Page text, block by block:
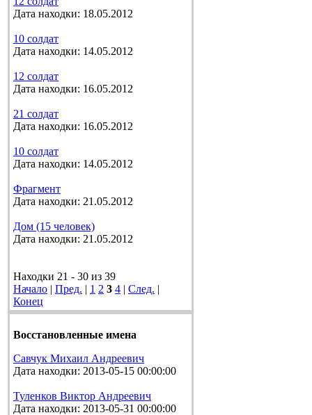
Дата находки: 18.05.2012
10 солдат
Дата находки: 14.05.2012
12 солдат
Дата находки: 16.05.2012
21 солдат
Дата находки: 16.05.2012
10 солдат
Дата находки: 14.05.2012
Фрагмент
Дата находки: 21.05.2012
Дом (15 человек)
Дата находки: 21.05.2012
Находки 21 - 30 из 39
Начало | Пред. | 1 2 3 4 | След. |
Конец
Восстановленные имена
Савчук Михаил Андреевич
Дата находки: 2013-05-15 00:00:00
Туленков Виктор Андреевич
Дата находки: 2013-05-31 00:00:00